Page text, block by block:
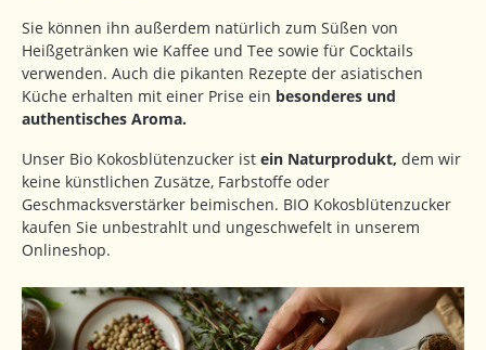
Sie können ihn außerdem natürlich zum Süßen von
Heißgetränken wie Kaffee und Tee sowie für Cocktails
verwenden. Auch die pikanten Rezepte der asiatischen
Küche erhalten mit einer Prise ein besonderes und
authentisches Aroma.
Unser Bio Kokosblütenzucker ist ein Naturprodukt, dem wir
keine künstlichen Zusätze, Farbstoffe oder
Geschmacksverstärker beimischen. BIO Kokosblütenzucker
kaufen Sie unbestrahlt und ungeschwefelt in unserem
Onlineshop.